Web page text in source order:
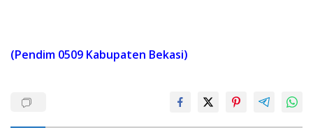
(Pendim 0509 Kabupaten Bekasi)